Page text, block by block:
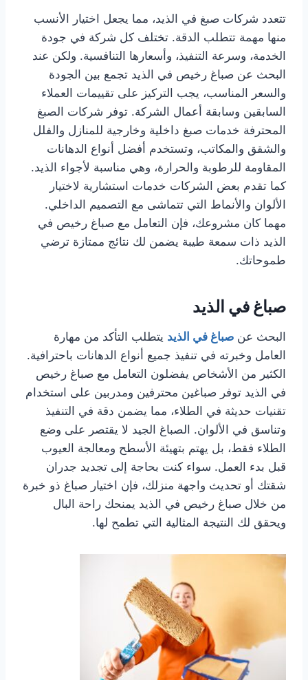
تتعدد شركات صبغ في الذيد، مما يجعل اختيار الأنسب
منها مهمة تتطلب الدقة. تختلف كل شركة في جودة
الخدمة، وسرعة التنفيذ، وأسعارها التنافسية. ولكن عند
البحث عن صباغ رخيص في الذيد تجمع بين الجودة
والسعر المناسب، يجب التركيز على تقييمات العملاء
السابقين وسابقة أعمال الشركة. توفر شركات الصبغ
المحترفة خدمات صبغ داخلية وخارجية للمنازل والفلل
والشقق والمكاتب، وتستخدم أفضل أنواع الدهانات
المقاومة للرطوبة والحرارة، وهي مناسبة لأجواء الذيد.
كما تقدم بعض الشركات خدمات استشارية لاختيار
الألوان والأنماط التي تتماشى مع التصميم الداخلي.
مهما كان مشروعك، فإن التعامل مع صباغ رخيص في
الذيد ذات سمعة طيبة يضمن لك نتائج ممتازة ترضي
طموحاتك.
صباغ في الذيد
البحث عن صباغ في الذيد يتطلب التأكد من مهارة
العامل وخبرته في تنفيذ جميع أنواع الدهانات باحترافية.
الكثير من الأشخاص يفضلون التعامل مع صباغ رخيص
في الذيد توفر صباغين محترفين ومدربين على استخدام
تقنيات حديثة في الطلاء، مما يضمن دقة في التنفيذ
وتناسق في الألوان. الصباغ الجيد لا يقتصر على وضع
الطلاء فقط، بل يهتم بتهيئة الأسطح ومعالجة العيوب
قبل بدء العمل. سواء كنت بحاجة إلى تجديد جدران
شقتك أو تحديث واجهة منزلك، فإن اختيار صباغ ذو خبرة
من خلال صباغ رخيص في الذيد يمنحك راحة البال
ويحقق لك النتيجة المثالية التي تطمح لها.